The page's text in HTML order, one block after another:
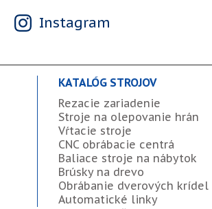
Instagram
KATALÓG STROJOV
Rezacie zariadenie
Stroje na olepovanie hrán
Vŕtacie stroje
CNC obrábacie centrá
Baliace stroje na nábytok
Brúsky na drevo
Obrábanie dverových krídel
Automatické linky